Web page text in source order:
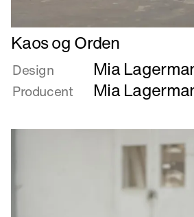
Læs
mere
om
Kaos
og
Kaos og Orden
Design Mia
Producent Mia